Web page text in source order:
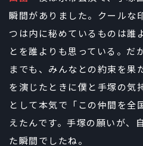
瞬間がありました。クールな
つは内に秘めているものは誰
とを誰よりも思っている。だ
までも、みんなとの約束を果
を演じたときに僕と手塚の気
として本気で「この仲間を全
えたんです。手塚の願いが、
た瞬間でしたね。